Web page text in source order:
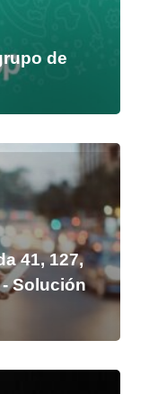
de
41, 127,
- Solución